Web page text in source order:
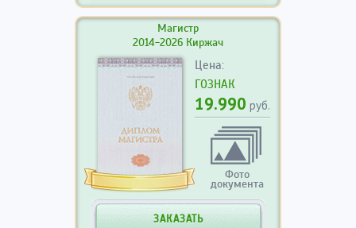
Магистр
2014-2026 Киржач
Цена:
ГОЗНАК
19.990 руб.
Фото
документа
ЗАКАЗАТЬ